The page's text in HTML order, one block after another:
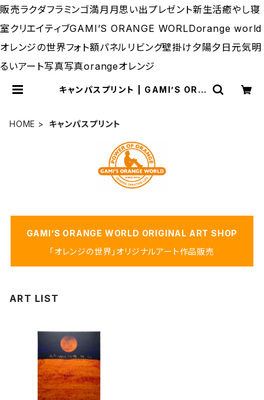
販売ラクダフラミンゴ満月月思い出プレゼント新生活癒やし寝
室クリエイティブGAMI’S ORANGE WORLDorange world
オレンジの世界フォト額パネルリビング壁掛け夕陽夕日元気明
るいアート写真写真orangeオレンジ
キャンパスプリント | GAMI’S ORA
HOME
キャンパスプリント
GAMI’S ORANGE WORLD ORIGINAL ART SHOP
「オレンジの世界」オリジナルアート作品販売
ART LIST